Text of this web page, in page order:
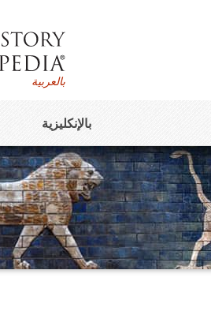
بالعربية
بالإنكليزية